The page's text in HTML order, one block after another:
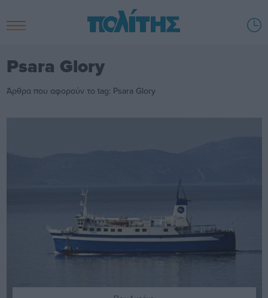
Psara Glory
Άρθρα που αφορούν το tag: Psara Glory